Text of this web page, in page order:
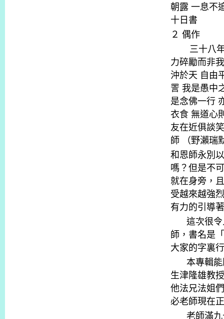
朝露 一息不
十日書
２ 偶作
三十八
力碎勵而非我
沖於天 自由
詈 我是愚中
是念佛一行
衣食 無道心
友在近俱談笑
師
（野瀨瑞
和恩師永別
嗎？但是不
就在身旁，
受越來越強
有力的引導
這次很
師，書名是
大家的字裏
本專輯
生津隆雄教
他法兄法姐
必老師現在
老師滿